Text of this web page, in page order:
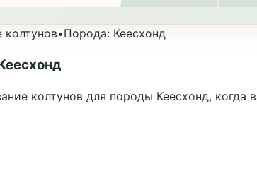
колтунов•Порода: Кеесхонд
колтунов для породы Кеесхонд, когда